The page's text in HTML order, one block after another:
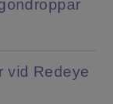
vid Redeye